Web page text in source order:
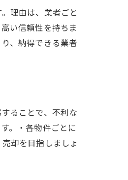
理由は、業者ごと
い信頼性を持ちま
、納得できる業者
ることで、不利な
。・各物件ごとに
却を目指しましょ